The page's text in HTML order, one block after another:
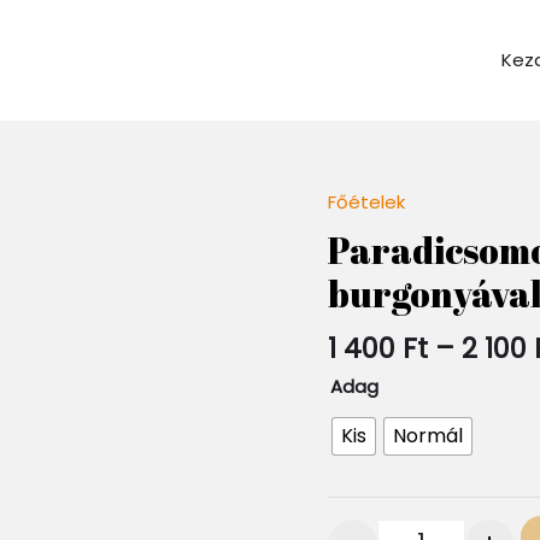
Főételek
1 400 Ft – 2 100
Adag
Kis Normál